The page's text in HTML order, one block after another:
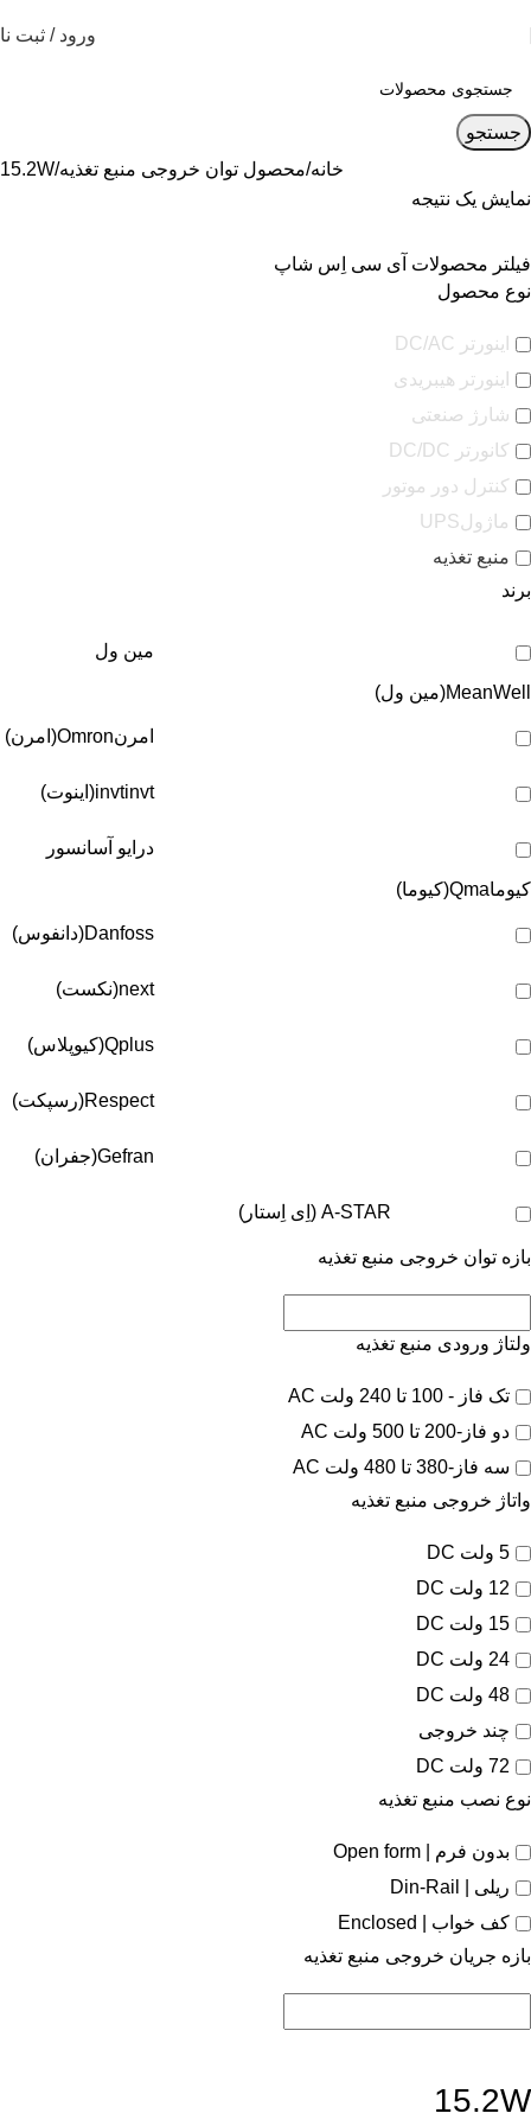
ورود / ثبت
جستجو
خانه محصول توان خروجی منبع تغذیه 15.2W
نمایش یک نتیجه
فیلتر محصولات آی سی اِس شاپ
نوع محصول
اینورتر DC/AC
اینورتر هیبریدی
شارژ صنعتی
کانورتر DC/DC
کنترل دور موتور
ماژولUPS
منبع تغذیه
برند
مین ول
MeanWell(مین ول)
امرنOmron(امرن)
invtinvt(اینوت)
درایو آسانسور
کیوماQma(کیوما)
Danfoss(دانفوس)
next(نکست)
Qplus(کیوپلاس)
Respect(رسپکت)
Gefran(جفران)
A-STAR (اِی اِستار)
بازه توان خروجی منبع تغذیه
ولتاژ ورودی منبع تغذیه
تک فاز - 100 تا 240 ولت AC
دو فاز-200 تا 500 ولت AC
سه فاز-380 تا 480 ولت AC
واتاژ خروجی منبع تغذیه
5 ولت DC
12 ولت DC
15 ولت DC
24 ولت DC
48 ولت DC
چند خروجی
72 ولت DC
نوع نصب منبع تغذیه
بدون فرم | Open form
ریلی | Din-Rail
کف خواب | Enclosed
بازه جریان خروجی منبع تغذیه
15.2W